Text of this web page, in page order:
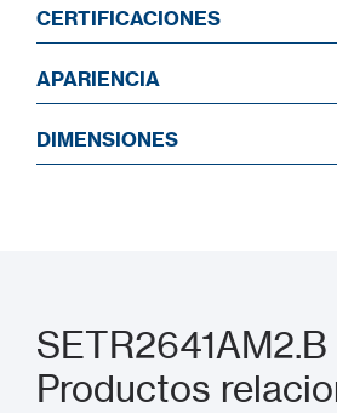
CERTIFICACIONES
APARIENCIA
DIMENSIONES
SETR2641AM2.B
Productos